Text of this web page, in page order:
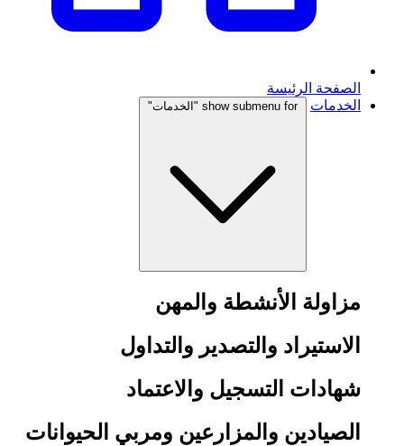
الصفحة الرئيسة
الخدمات
show submenu for "الخدمات"
مزاولة الأنشطة والمهن
الاستيراد والتصدير والتداول
شهادات التسجيل والاعتماد
الصيادين والمزارعين ومربي الحيوانات